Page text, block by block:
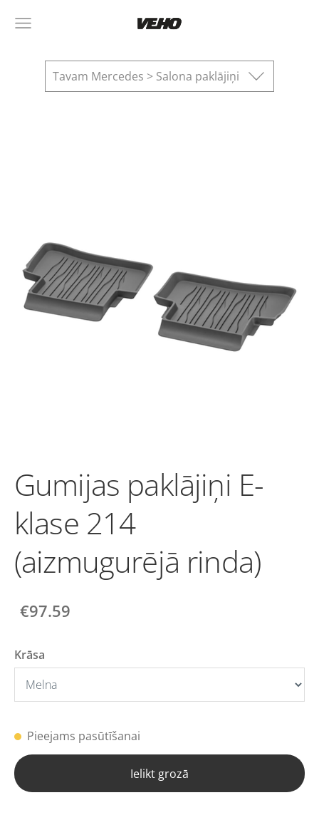
Tavam Mercedes > Salona paklājiņi
Gumijas paklājiņi E-
klase 214
(aizmugurējā rinda)
€97.59
Krāsa
Pieejams pasūtīšanai
Ielikt grozā